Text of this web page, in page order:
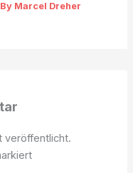
Marcel Dreher
veröffentlicht.